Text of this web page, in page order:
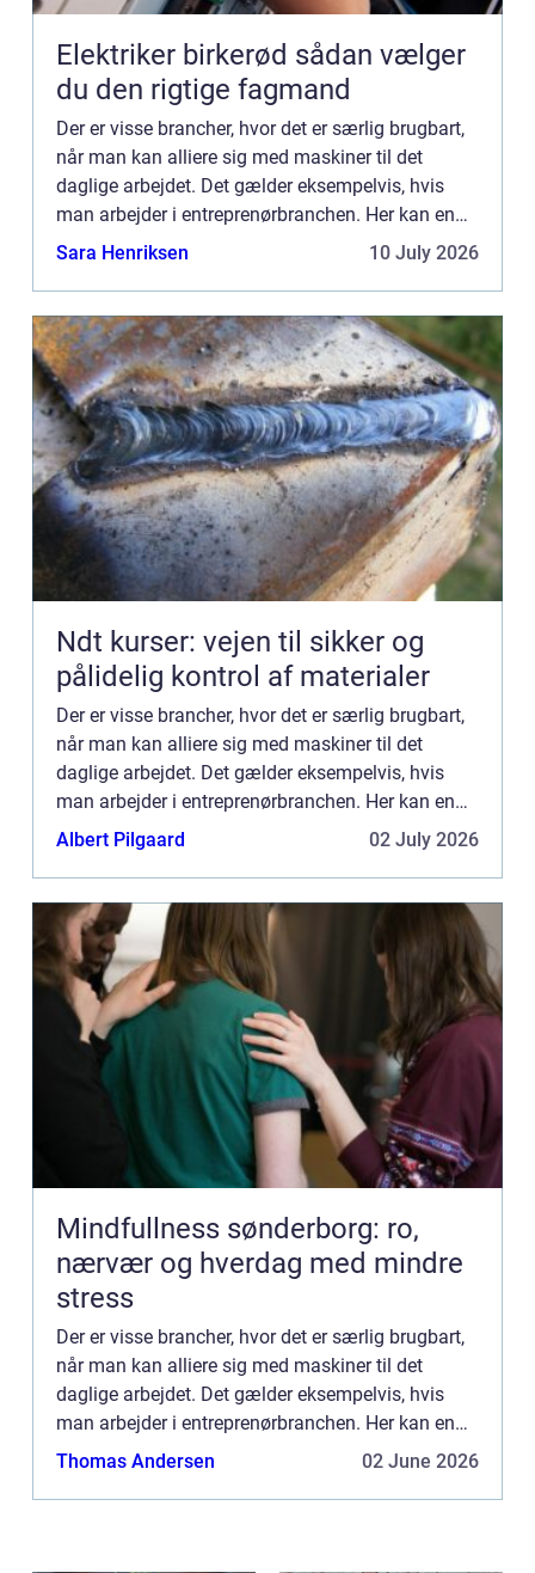
Elektriker birkerød sådan vælger
du den rigtige fagmand
Der er visse brancher, hvor det er særlig brugbart,
når man kan alliere sig med maskiner til det
daglige arbejdet. Det gælder eksempelvis, hvis
man arbejder i entreprenørbranchen. Her kan en
maskine som en minigraver være med til at gøre
Sara Henriksen 10 July 2026
Ndt kurser: vejen til sikker og
pålidelig kontrol af materialer
Der er visse brancher, hvor det er særlig brugbart,
når man kan alliere sig med maskiner til det
daglige arbejdet. Det gælder eksempelvis, hvis
man arbejder i entreprenørbranchen. Her kan en
maskine som en minigraver være med til at gøre
Albert Pilgaard 02 July 2026
Mindfullness sønderborg: ro,
nærvær og hverdag med mindre
stress
Der er visse brancher, hvor det er særlig brugbart,
når man kan alliere sig med maskiner til det
daglige arbejdet. Det gælder eksempelvis, hvis
man arbejder i entreprenørbranchen. Her kan en
maskine som en minigraver være med til at gøre
Thomas Andersen 02 June 2026